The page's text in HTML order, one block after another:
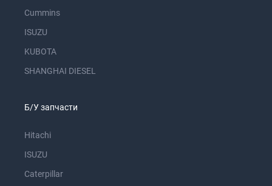
Cummins
ISUZU
KUBOTA
SHANGHAI DIESEL
Б/У запчасти
Hitachi
ISUZU
Caterpillar